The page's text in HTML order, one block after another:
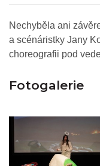
Nechyběla ani
a scénáristky Jany
choreografii pod
Fotogalerie